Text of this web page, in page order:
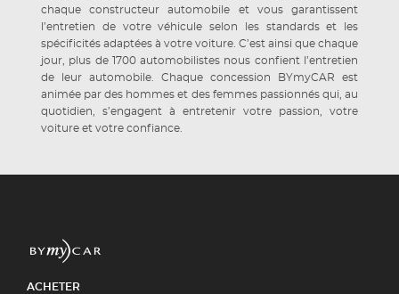
chaque constructeur automobile et vous garantissent
l’entretien de votre véhicule selon les standards et les
spécificités adaptées à votre voiture. C’est ainsi que chaque
jour, plus de 1700 automobilistes nous confient l’entretien
de leur automobile. Chaque concession BYmyCAR est
animée par des hommes et des femmes passionnés qui, au
quotidien, s’engagent à entretenir votre passion, votre
voiture et votre confiance.
ACHETER